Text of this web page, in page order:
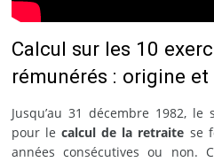
Calcul sur les 10
rémunérés : origine
Jusqu’au 31 décembre 1982,
pour le calcul de la retraite se
années consécutives ou non.